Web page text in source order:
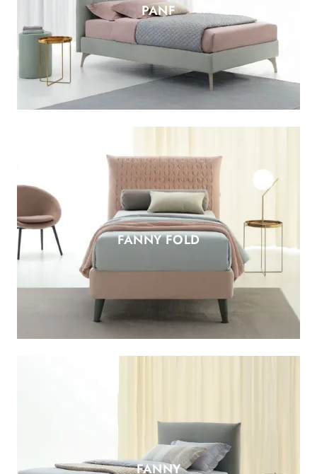
PANF
FANNY FOLD
FANNY